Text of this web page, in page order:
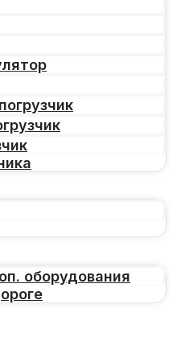
оборудования